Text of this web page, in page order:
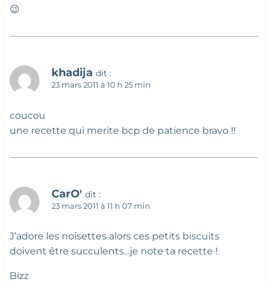
😉
khadija dit :
23 mars 2011 à 10 h 25 min
coucou
une recette qui merite bcp de patience bravo !!
CarO' dit :
23 mars 2011 à 11 h 07 min
J’adore les noisettes alors ces petits biscuits
doivent être succulents…je note ta recette !
Bizz